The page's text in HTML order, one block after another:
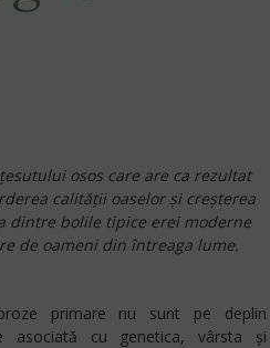
osos care are ca rezultat
calității oaselor și creșterea
dintre bolile tipice erei moderne
de oameni din întreaga lume.
primare nu sunt pe deplin
asociată cu genetica, vârsta și